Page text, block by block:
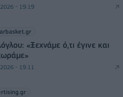
- 19:19
«Ξεχνάμε ό,τι έγινε και
- 19:11